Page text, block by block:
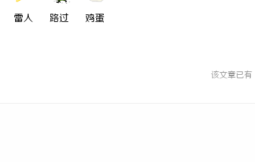
雷人 路过 鸡蛋
该文章已有